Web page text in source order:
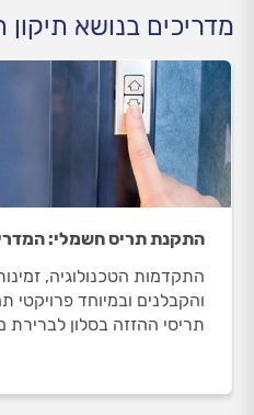
מדריכים בנושא תיקון
התקנת תריס חשמלי:
התקדמות הטכנולוגיה,
תריסי ההזזה בסלון לברירת
תריסים בבתים פרטיים ועל
חשמליים בבית - בכתבה